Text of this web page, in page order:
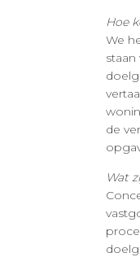
Hoe
We
de
Wat